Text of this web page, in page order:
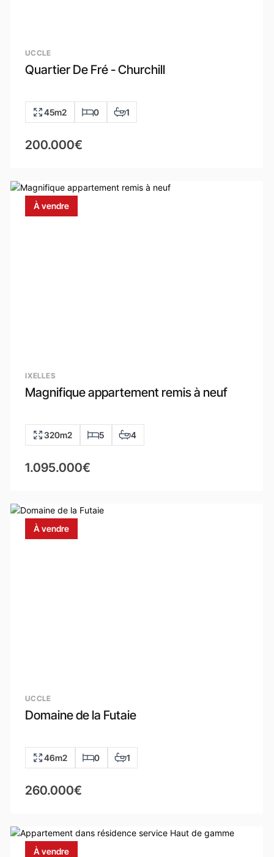
UCCLE
Quartier De Fré - Churchill
45m2 0 1
200.000€
À vendre
IXELLES
Magnifique appartement remis à neuf
320m2 5 4
1.095.000€
À vendre
UCCLE
Domaine de la Futaie
46m2 0 1
260.000€
À vendre